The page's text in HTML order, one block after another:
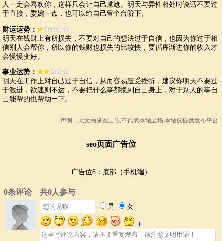
人一定会喜欢你，这样只会让自己尴尬。明天与异性相处时说话不要过
于直接，委婉一点，也可以给自己留个台阶下。
财运运势：
明天在钱财上有所损失，不要对自己的想法过于自信，也因为你过于相
信别人会帮你，所以你的钱财也损失的比较快，要循序渐进你的收入才
会慢慢变好。
事业运势：
明天在工作上对自己过于自信，从而容易遭受挫折，建议你明天不要过
于激进，欲速则不达，不要把什么事都揽到自己身上，对于别人的事自
己能帮的也帮助一下。
声明：此文由缘友 上传,不代表本站立场,本站仅提供发布平台.
seo页面广告位
广告位8：底部（手机端）